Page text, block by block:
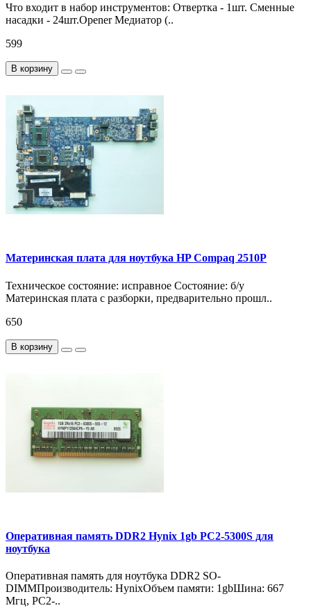
Что входит в набор инструментов: Отвертка - 1шт. Сменные
насадки - 24шт.Opener Медиатор (..
599
В корзину
Материнская плата для ноутбука HP Compaq 2510P
Техническое состояние: исправное Состояние: б/у
Материнская плата с разборки, предварительно прошл..
650
В корзину
Оперативная память DDR2 Hynix 1gb PC2-5300S для
ноутбука
Оперативная память для ноутбука DDR2 SO-
DIMMПроизводитель: HynixОбъем памяти: 1gbШина: 667
Мгц, PC2-..